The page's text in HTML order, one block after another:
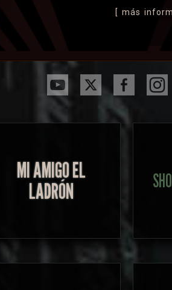
[ más
MI AMIGO EL
LADRÓN